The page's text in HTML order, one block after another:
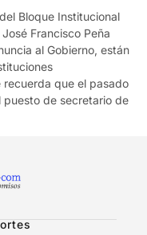
Bloque Institucional
Francisco Peña
al Gobierno, están
que el pasado
puesto de secretario de